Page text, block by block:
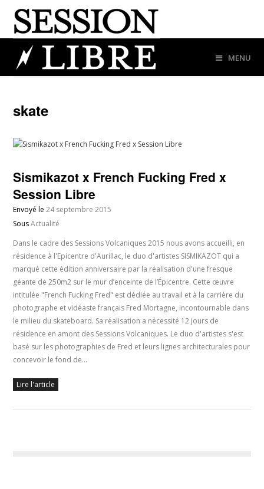
MENU
skate
Sismikazot x French Fucking Fred x
Session Libre
Envoyé le24 septembre 2015
SousActualité
Dans le cadre des Sessions Volcaniques 2015 nous avons accueilli, en
résidence à l'Epicentre d'Aurillac, le duo d'artistes SISMIKAZOT qui a
marqué cette édition anniversaire par la réalisation d'une fresque
géante de 250m2 sur le mur d’enceinte de l’Épicentre. Cette œuvre
intitulée "French Fucking Fred" est dédiée au travail et à la carrière du
photographe et vidéaste français Fred Mortagne, incontournable dans
le milieu du skateboard. Sa réalisation a nécessité 12 jours de
résidence en amont des Sessions Volcaniques. Le duo d'artistes s'est
basé sur les photographies de Fred et leurs lignes architecturales pour
concevoir le fond de…
Lire l'article